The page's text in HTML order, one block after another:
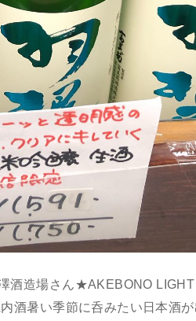
酒造場さん★AKEBONO
酒暑い季節に呑みたい日本酒